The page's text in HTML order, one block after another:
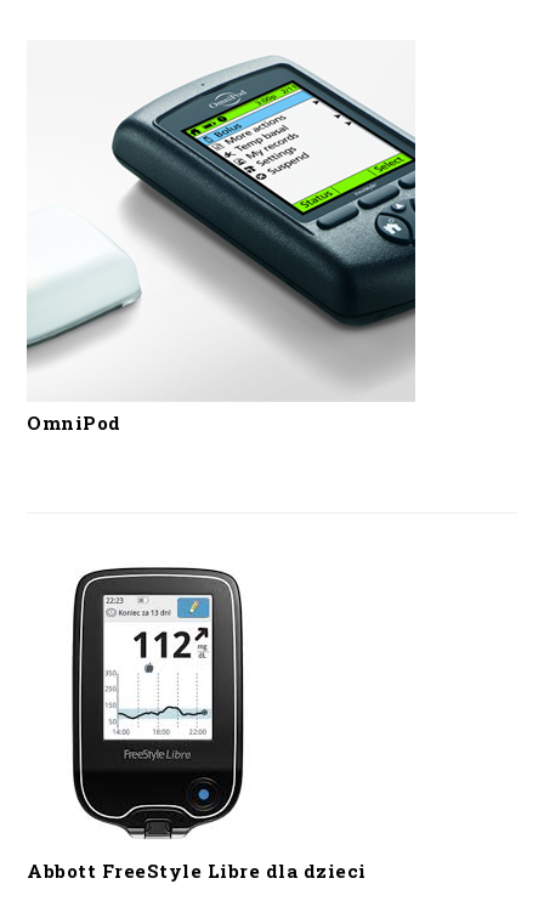
OmniPod
Abbott FreeStyle Libre dla dzieci